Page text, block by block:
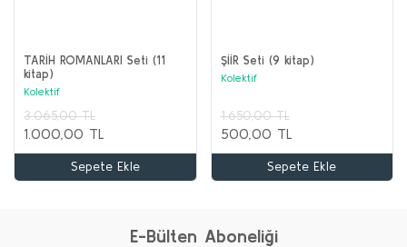
TARİH ROMANLARI Seti (11
kitap)
Kolektif
3.065,00 TL
1.000,00 TL
Sepete Ekle
ŞİİR Seti (9 kitap)
Kolektif
1.650,00 TL
500,00 TL
Sepete Ekle
E-Bülten Aboneliği